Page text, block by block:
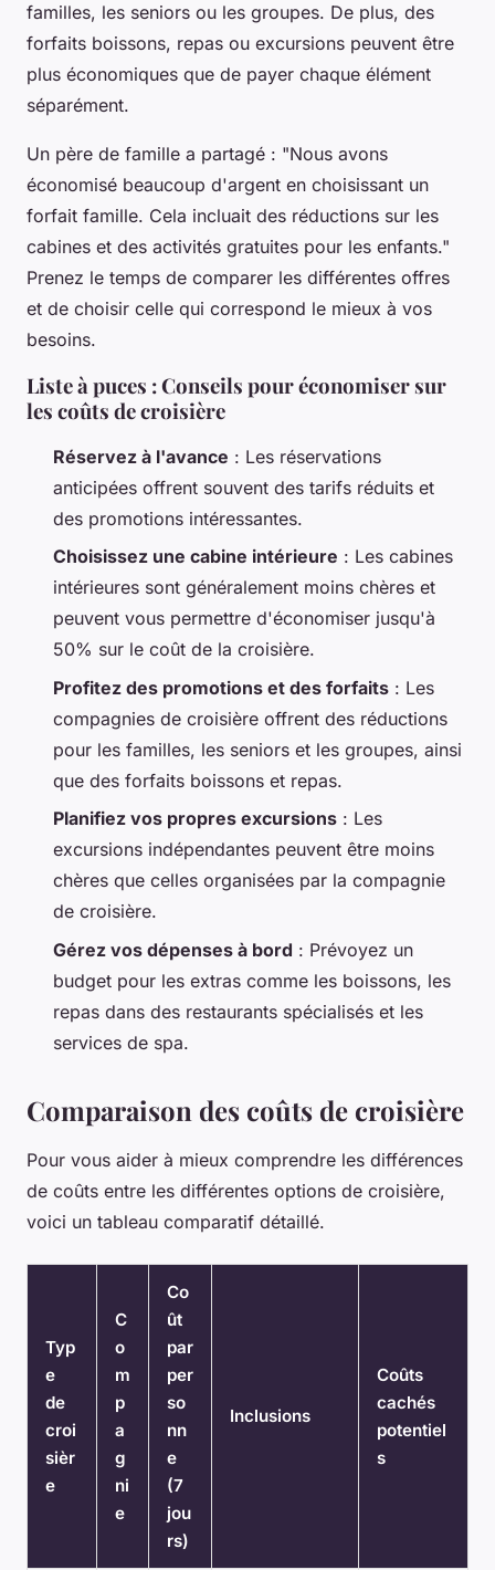
familles, les seniors ou les groupes. De plus, des
forfaits boissons, repas ou excursions peuvent être
plus économiques que de payer chaque élément
séparément.
Un père de famille a partagé : "Nous avons
économisé beaucoup d'argent en choisissant un
forfait famille. Cela incluait des réductions sur les
cabines et des activités gratuites pour les enfants."
Prenez le temps de comparer les différentes offres
et de choisir celle qui correspond le mieux à vos
besoins.
Liste à puces : Conseils pour économiser sur
les coûts de croisière
Réservez à l'avance : Les réservations
anticipées offrent souvent des tarifs réduits et
des promotions intéressantes.
Choisissez une cabine intérieure : Les cabines
intérieures sont généralement moins chères et
peuvent vous permettre d'économiser jusqu'à
50% sur le coût de la croisière.
Profitez des promotions et des forfaits : Les
compagnies de croisière offrent des réductions
pour les familles, les seniors et les groupes, ainsi
que des forfaits boissons et repas.
Planifiez vos propres excursions : Les
excursions indépendantes peuvent être moins
chères que celles organisées par la compagnie
de croisière.
Gérez vos dépenses à bord : Prévoyez un
budget pour les extras comme les boissons, les
repas dans des restaurants spécialisés et les
services de spa.
Comparaison des coûts de croisière
Pour vous aider à mieux comprendre les différences
de coûts entre les différentes options de croisière,
voici un tableau comparatif détaillé.
Typ
e
de
croi
sièr
e
C
o
m
p
a
g
ni
e
Co
ût
par
per
so
nn
e
(7
jou
rs)
Inclusions
Coûts
cachés
potentiel
s